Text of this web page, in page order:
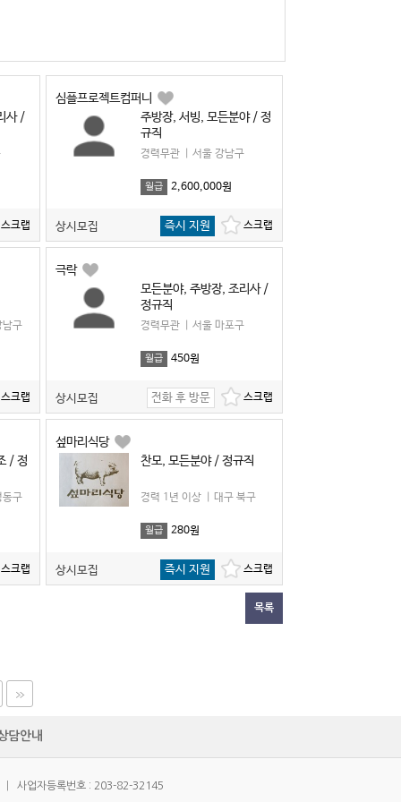
사 /
심플프로젝트컴퍼니
주방장, 서빙, 모든분야 / 정
규직
경력무관 서울 강남구
월급 2,600,000원
상시모집 즉시 지원
남구
극락
모든분야, 주방장, 조리사 /
정규직
경력무관 서울 마포구
월급 450원
상시모집 전화 후 방문
/ 정
동구
섶마리식당
찬모, 모든분야 / 정규직
경력 1년 이상 대구 북구
월급 280원
상시모집 즉시 지원
목록
담안내
사업자등록번호 : 203-82-32145